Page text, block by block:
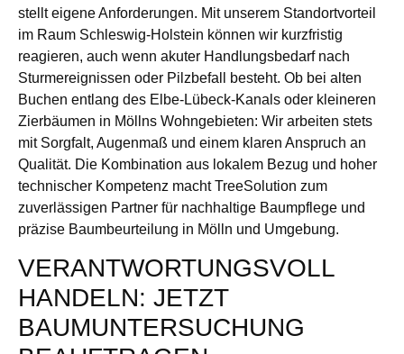
stellt eigene Anforderungen. Mit unserem Standortvorteil
im Raum Schleswig-Holstein können wir kurzfristig
reagieren, auch wenn akuter Handlungsbedarf nach
Sturmereignissen oder Pilzbefall besteht. Ob bei alten
Buchen entlang des Elbe-Lübeck-Kanals oder kleineren
Zierbäumen in Möllns Wohngebieten: Wir arbeiten stets
mit Sorgfalt, Augenmaß und einem klaren Anspruch an
Qualität. Die Kombination aus lokalem Bezug und hoher
technischer Kompetenz macht TreeSolution zum
zuverlässigen Partner für nachhaltige Baumpflege und
präzise Baumbeurteilung in Mölln und Umgebung.
VERANTWORTUNGSVOLL
HANDELN: JETZT
BAUMUNTERSUCHUNG